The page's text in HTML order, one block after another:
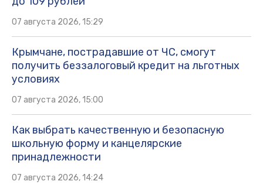
07 августа 2026, 15:29
Крымчане, пострадавшие от ЧС, смогут
получить беззалоговый кредит на льготных
условиях
07 августа 2026, 15:00
Как выбрать качественную и безопасную
школьную форму и канцелярские
принадлежности
07 августа 2026, 14:24